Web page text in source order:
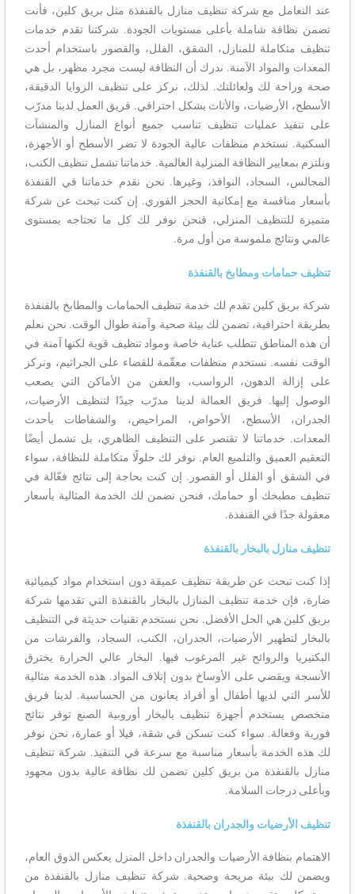
عند التعامل مع شركة تنظيف منازل بالقنفذة مثل بريق كلين، فأنت
تضمن نظافة شاملة بأعلى مستويات الجودة. شركتنا تقدم خدمات
تنظيف متكاملة للمنازل، الشقق، الفلل، والقصور باستخدام أحدث
المعدات والمواد الآمنة. ندرك أن النظافة ليست مجرد مظهر، بل هي
صحة وراحة لك ولعائلتك. لذلك، نركز على تنظيف الزوايا الدقيقة،
الأسطح، الأرضيات، والأثاث بشكل احترافي. فريق العمل لدينا مدرّب
على تنفيذ عمليات تنظيف تناسب جميع أنواع المنازل والمنشآت
السكنية. نستخدم منظفات عالية الجودة لا تضر الأسطح أو الأجهزة،
ونلتزم بمعايير النظافة المنزلية العالمية. خدماتنا تشمل تنظيف الكنب،
المجالس، السجاد، النوافذ، وغيرها. نحن نقدم خدماتنا في القنفذة
بأسعار منافسة مع إمكانية الحجز الفوري. إن كنت تبحث عن شركة
متميزة للتنظيف المنزلي، فنحن نوفر لك كل ما تحتاجه بمستوى
عالمي ونتائج ملموسة من أول مرة.
تنظيف حمامات ومطابخ بالقنفذة
شركة بريق كلين تقدم لك خدمة تنظيف الحمامات والمطابخ بالقنفذة
بطريقة احترافية، تضمن لك بيئة صحية وآمنة طوال الوقت. نحن نعلم
أن هذه المناطق تتطلب عناية خاصة ومواد تنظيف قوية لكنها آمنة في
الوقت نفسه. نستخدم منظفات معقّمة للقضاء على الجراثيم، ونركز
على إزالة الدهون، الرواسب، والعفن من الأماكن التي يصعب
الوصول إليها. فريق العمالة لدينا مدرّب جيدًا لتنظيف الأرضيات،
الجدران، الأسطح، الأحواض، المراحيض، والشفاطات بأحدث
المعدات. خدماتنا لا تقتصر على التنظيف الظاهري، بل تشمل أيضًا
التعقيم العميق والتلميع العام. نوفر لك حلولًا متكاملة للنظافة، سواء
في الشقق أو الفلل أو القصور. إن كنت بحاجة إلى نتائج فعّالة في
تنظيف مطبخك أو حمامك، فنحن نضمن لك الخدمة المثالية بأسعار
معقولة جدًا في القنفذة.
تنظيف منازل بالبخار بالقنفذة
إذا كنت تبحث عن طريقة تنظيف عميقة دون استخدام مواد كيميائية
ضارة، فإن خدمة تنظيف المنازل بالبخار بالقنفذة التي تقدمها شركة
بريق كلين هي الحل الأفضل. نحن نستخدم تقنيات حديثة في التنظيف
بالبخار لتطهير الأرضيات، الجدران، الكنب، السجاد، والفرشات من
البكتيريا والروائح غير المرغوب فيها. البخار عالي الحرارة يخترق
الأنسجة ويقضي على الأوساخ بدون إتلاف المواد. هذه الخدمة مثالية
للأسر التي لديها أطفال أو أفراد يعانون من الحساسية. لدينا فريق
متخصص يستخدم أجهزة تنظيف بالبخار أوروبية الصنع توفر نتائج
فورية وفعالة. سواء كنت تسكن في شقة، فيلا أو عمارة، نحن نوفر
لك هذه الخدمة بأسعار مناسبة مع سرعة في التنفيذ. شركة تنظيف
منازل بالقنفذة من بريق كلين تضمن لك نظافة عالية بدون مجهود
وبأعلى درجات السلامة.
تنظيف الأرضيات والجدران بالقنفذة
الاهتمام بنظافة الأرضيات والجدران داخل المنزل يعكس الذوق العام،
ويضمن لك بيئة مريحة وصحية. شركة تنظيف منازل بالقنفذة من